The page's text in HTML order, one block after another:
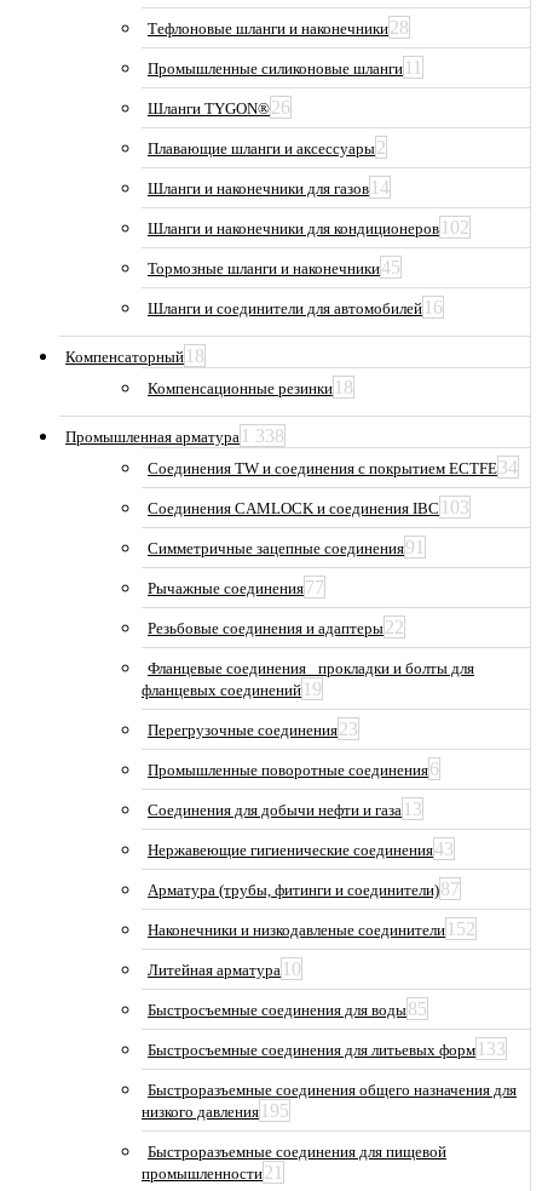
Тефлоновые шланги и наконечники28
Промышленные силиконовые шланги 11
Шланги TYGON®26
Плавающие шланги и аксессуары2
Шланги и наконечники для газов 14
Шланги и наконечники для кондиционеров 102
Тормозные шланги и наконечники45
Шланги и соединители для автомобилей 16
Компенсаторный 18
Компенсационные резинки 18
Промышленная арматура 1 338
Соединения TW и соединения с покрытием ECTFE34
Соединения CAMLOCK и соединения IBC 103
Симметричные зацепные соединения91
Рычажные соединения77
Резьбовые соединения и адаптеры22
Фланцевые соединения_ прокладки и болты для
фланцевых соединений 19
Перегрузочные соединения23
Промышленные поворотные соединения6
Соединения для добычи нефти и газа 13
Нержавеющие гигиенические соединения43
Арматура (трубы, фитинги и соединители)87
Наконечники и низкодавленые соединители 152
Литейная арматура 10
Быстросъемные соединения для воды85
Быстросъемные соединения для литьевых форм 133
Быстроразъемные соединения общего назначения для
низкого давления 195
Быстроразъемные соединения для пищевой
промышленности21